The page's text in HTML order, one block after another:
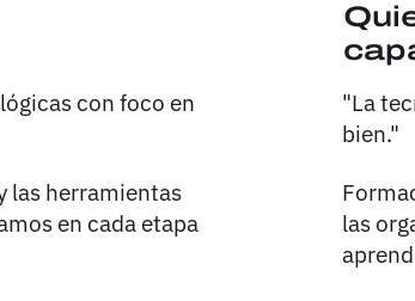
con foco en
las herramientas
en cada etapa
"La
bien."
las